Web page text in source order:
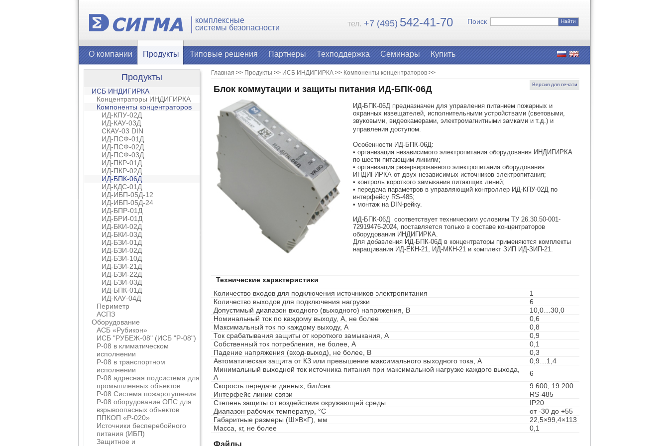
комплексные
системы безопасности
тел. +7 (495) 542-41-70 Поиск Найти
О компании Продукты Типовые решения Партнеры Техподдержка Семинары Купить
Продукты
ИСБ ИНДИГИРКА
Концентраторы ИНДИГИРКА
Компоненты концентраторов
ИД-КПУ-02Д
ИД-КАУ-03Д
СКАУ-03 DIN
ИД-ПСФ-01Д
ИД-ПСФ-02Д
ИД-ПСФ-03Д
ИД-ПКР-01Д
ИД-ПКР-02Д
ИД-БПК-06Д
ИД-КДС-01Д
ИД-ИБП-05Д-12
ИД-ИБП-05Д-24
ИД-БПР-01Д
ИД-БРИ-01Д
ИД-БКИ-02Д
ИД-БКИ-03Д
ИД-БЗИ-01Д
ИД-БЗИ-02Д
ИД-БЗИ-10Д
ИД-БЗИ-21Д
ИД-БЗИ-22Д
ИД-БЗИ-03Д
ИД-БПК-01Д
ИД-КАУ-04Д
Периметр
АСПЗ
Оборудование
АСБ «Рубикон»
ИСБ "РУБЕЖ-08" (ИСБ "Р-08")
Р-08 в климатическом
исполнении
Р-08 в транспортном
исполнении
Р-08 адресная подсистема для
промышленных объектов
Р-08 Система пожаротушения
Р-08 оборудование ОПС для
взрывоопасных объектов
ППКОП «Р-020»
Источники бесперебойного
питания (ИБП)
Защитное и
Главная >> Продукты >> ИСБ ИНДИГИРКА >> Компоненты концентраторов >>
Версия для печати
Блок коммутации и защиты питания ИД-БПК-06Д
ИД-БПК-06Д предназначен для управления питанием пожарных и
охранных извещателей, исполнительными устройствами (световыми,
звуковыми, видеокамерами, электромагнитными замками и т.д.) и
управления доступом.
Особенности ИД-БПК-06Д:
• организация независимого электропитания оборудования ИНДИГИРКА
по шести питающим линиям;
• организация резервированного электропитания оборудования
ИНДИГИРКА от двух независимых источников электропитания;
• контроль короткого замыкания питающих линий;
• передача параметров в управляющий контроллер ИД-КПУ-02Д по
интерфейсу RS-485;
• монтаж на DIN-рейку.
ИД-БПК-06Д соответствует техническим условиям ТУ 26.30.50-001-
72919476-2024, поставляется только в составе концентраторов
оборудования ИНДИГИРКА.
Для добавления ИД-БПК-06Д в концентраторы применяются комплекты
наращивания ИД-ЕКН-21, ИД-МКН-21 и комплект ЗИП ИД-ЗИП-21.
Технические характеристики
Количество входов для подключения источников электропитания
1
Количество выходов для подключения нагрузки
6
Допустимый диапазон входного (выходного) напряжения, В
10,0…30,0
Номинальный ток по каждому выходу, А, не более
0,6
Максимальный ток по каждому выходу, А
0,8
Ток срабатывания защиты от короткого замыкания, А
0,9
Собственный ток потребления, не более, А
0,1
Падение напряжения (вход-выход), не более, В
0,3
Автоматическая защита от КЗ или превышение максимального выходного тока, А
0,9…1,4
Минимальный выходной ток источника питания при максимальной нагрузке каждого выхода,
А
6
Скорость передачи данных, бит/сек
9 600, 19 200
Интерфейс линии связи
RS-485
Степень защиты от воздействия окружающей среды
IP20
Диапазон рабочих температур, °С
от -30 до +55
Габаритные размеры (Ш×В×Г), мм
22,5×99,4×113
Масса, кг, не более
0,1
Файлы